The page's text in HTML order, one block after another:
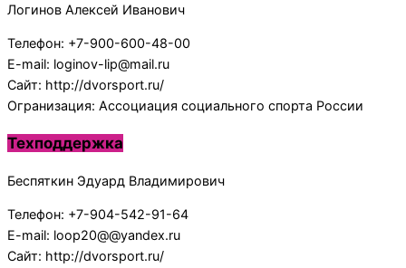
Логинов Алексей Иванович
Телефон: +7-900-600-48-00
E-mail: loginov-lip@mail.ru
Сайт: http://dvorsport.ru/
Огранизация: Ассоциация социального спорта России
Техподдержка
Беспяткин Эдуард Владимирович
Телефон: +7-904-542-91-64
E-mail: loop20@@yandex.ru
Сайт: http://dvorsport.ru/